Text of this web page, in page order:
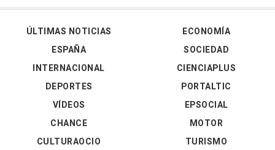
ÚLTIMAS NOTICIAS
ESPAÑA
INTERNACIONAL
DEPORTES
VÍDEOS
ECONOMÍA
SOCIEDAD
CIENCIAPLUS
PORTALTIC
EPSOCIAL
CHANCE
CULTURAOCIO
MOTOR
TURISMO